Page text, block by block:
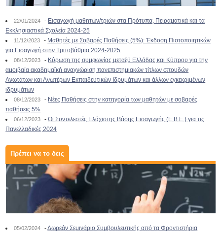
22/01/2024 - Εισαγωγή μαθητών/τριών στα Πρότυπα, Πειραματικά και τα
Εκκλησιαστικά Σχολεία 2024-25
11/12/2023 - Μαθητές με Σοβαρές Παθήσεις (5%): Έκδοση Πιστοποιητικών
για Εισαγωγή στην Τριτοβάθμια 2024-2025
08/12/2023 - Κύρωση της συμφωνίας μεταξύ Ελλάδας και Κύπρου για την
αμοιβαία ακαδημαϊκή αναγνώριση πανεπιστημιακών τίτλων σπουδών
Ανωτάτων και Ανωτέρων Εκπαιδευτικών Ιδρυμάτων και άλλων εγκεκριμένων
ιδρυμάτων
08/12/2023 - Νέες Παθήσεις στην κατηγορία των μαθητών με σοβαρές
παθήσεις 5%
06/12/2023 -Οι Συντελεστές Ελάχιστης Βάσης Εισαγωγής (Ε.Β.Ε.) για τις
Πανελλαδικές 2024
Πρέπει να το δεις
05/02/2024 -Δωρεάν Σεμινάριο Συμβουλευτικής από τα Φροντιστήρια